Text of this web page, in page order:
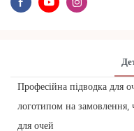
Професійна підводка
логотипом на замовлення,
для очей